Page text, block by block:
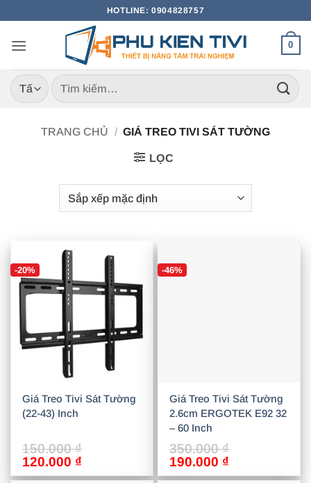
nội
HOTLINE: 0904828757
0
Tìm
kiếm:
TRANG CHỦ / GIÁ TREO TIVI SÁT TƯỜNG
LỌC
-20%
Giá Treo Tivi Sát Tường
(22-43) Inch
150.000₫
Giá
gốc
120.000 ₫
hiện
-46%
Giá Treo Tivi Sát Tường
2.6cm ERGOTEK E92 32
– 60 Inch
350.000₫
Giá
gốc
190.000 ₫
hiện